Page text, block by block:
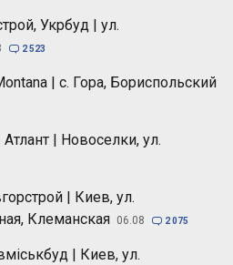
Укрбуд | ул.
 2 523
| с. Гора, Бориспольский
| Новоселки, ул.
| Киев, ул.
Клеманская 06.08  2 075
| Киев, ул.